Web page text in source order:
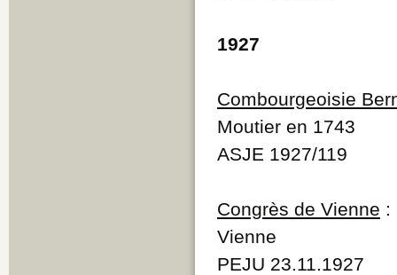
1927
Combourgeoisie
Moutier en 1743
ASJE 1927/119
Congrès de Vienne :
Vienne
PEJU 23.11.1927